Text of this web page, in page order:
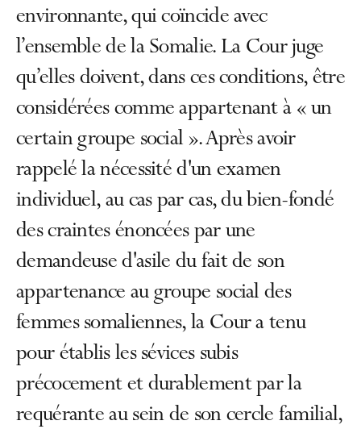
environnante, qui coïncide avec
l’ensemble de la Somalie. La Cour juge
qu’elles doivent, dans ces conditions, être
considérées comme appartenant à « un
certain groupe social ». Après avoir
rappelé la nécessité d'un examen
individuel, au cas par cas, du bien-fondé
des craintes énoncées par une
demandeuse d'asile du fait de son
appartenance au groupe social des
femmes somaliennes, la Cour a tenu
pour établis les sévices subis
précocement et durablement par la
requérante au sein de son cercle familial,